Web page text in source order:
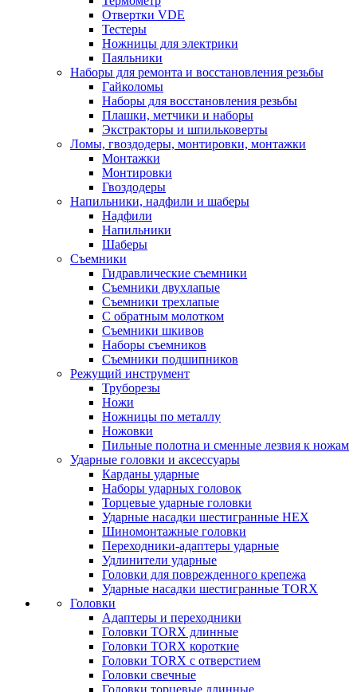
Отвертки VDE
Тестеры
Ножницы для электрики
Паяльники
Наборы для ремонта и восстановления резьбы
Гайколомы
Наборы для восстановления резьбы
Плашки, метчики и наборы
Экстракторы и шпильковерты
Ломы, гвоздодеры, монтировки, монтажки
Монтажки
Монтировки
Гвоздодеры
Напильники, надфили и шаберы
Надфили
Напильники
Шаберы
Съемники
Гидравлические съемники
Съемники двухлапые
Съемники трехлапые
С обратным молотком
Съемники шкивов
Наборы съемников
Съемники подшипников
Режущий инструмент
Труборезы
Ножи
Ножницы по металлу
Ножовки
Пильные полотна и сменные лезвия к ножам
Ударные головки и аксессуары
Карданы ударные
Наборы ударных головок
Торцевые ударные головки
Ударные насадки шестигранные HEX
Шиномонтажные головки
Переходники-адаптеры ударные
Удлинители ударные
Головки для поврежденного крепежа
Ударные насадки шестигранные TORX
Головки
Адаптеры и переходники
Головки TORX длинные
Головки TORX короткие
Головки TORX с отверстием
Головки свечные
Головки торцевые длинные